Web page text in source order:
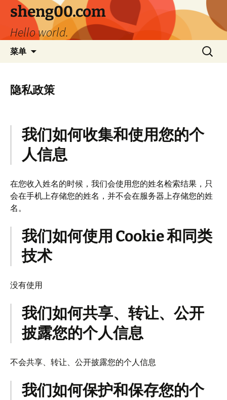
文
sheng00.com
Hello world.
菜单
搜
索：
隐私政策
我们如何收集和使用您的个
人信息
在您收入姓名的时候，我们会使用您的姓名检索结果，只
会在手机上存储您的姓名，并不会在服务器上存储您的姓
名。
我们如何使用 Cookie 和同类
技术
没有使用
我们如何共享、转让、公开
披露您的个人信息
不会共享、转让、公开披露您的个人信息
我们如何保护和保存您的个